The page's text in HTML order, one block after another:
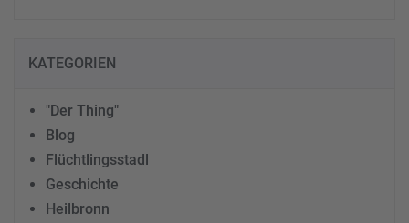
KATEGORIEN
"Der Thing"
Blog
Flüchtlingsstadl
Geschichte
Heilbronn